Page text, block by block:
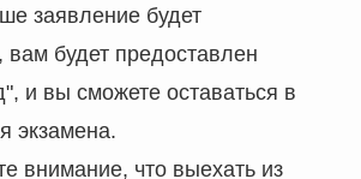
заявление будет
вам будет предоставлен
и вы сможете оставаться в
экзамена.
внимание, что выехать из